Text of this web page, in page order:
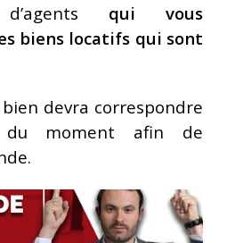
d’agents qui vous
biens locatifs qui sont
bien devra correspondre
du moment afin de